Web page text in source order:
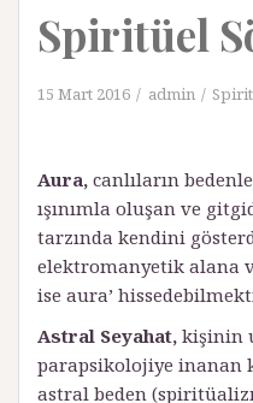
Spiritüel
15 Mart 2016 admin
Aura, canlıların
ışınımla oluşan ve
tarzında kendini
elektromanyetik alana
ise aura’
Astral Seyahat, kişinin
parapsikolojiye inanan
astral beden